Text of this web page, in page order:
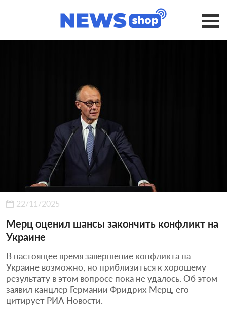
22/11/2025
Мерц оценил шансы закончить конфликт на
Украине
В настоящее время завершение конфликта на
Украине возможно, но приблизиться к хорошему
результату в этом вопросе пока не удалось. Об этом
заявил канцлер Германии Фридрих Мерц, его
цитирует РИА Новости.